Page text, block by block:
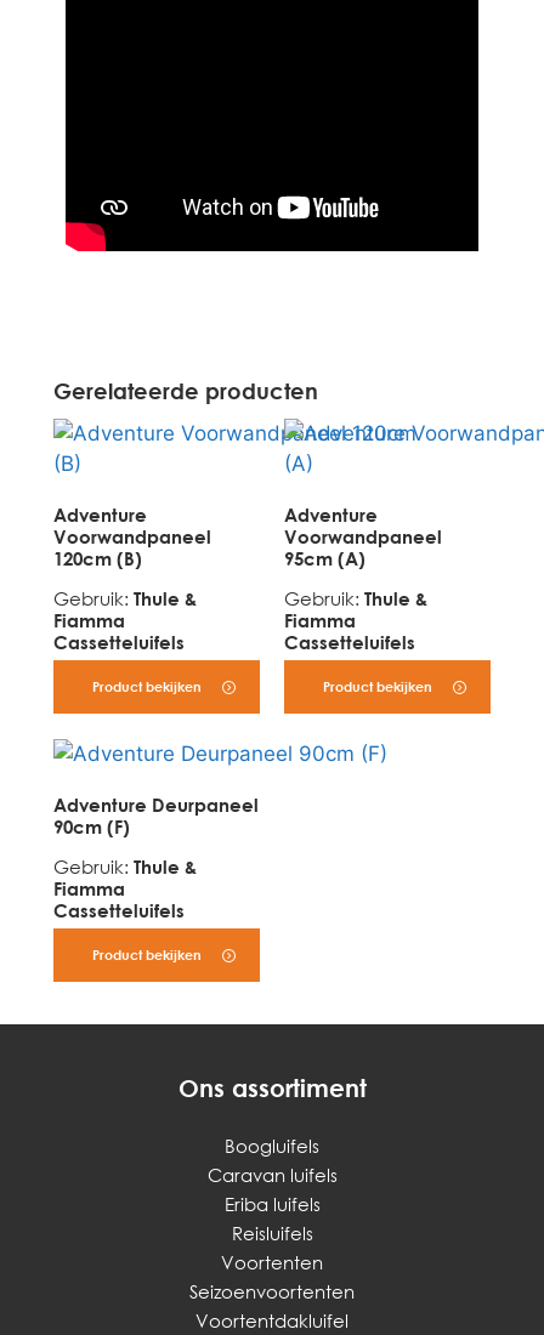
Gerelateerde producten
Adventure
Voorwandpaneel
120cm (B)
Gebruik: Thule &
Fiamma
Cassetteluifels
Product bekijken
Adventure
Voorwandpaneel
95cm (A)
Gebruik: Thule &
Fiamma
Cassetteluifels
Product bekijken
Adventure Deurpaneel
90cm (F)
Gebruik: Thule &
Fiamma
Cassetteluifels
Product bekijken
Ons assortiment
Boogluifels
Caravan luifels
Eriba luifels
Reisluifels
Voortenten
Seizoenvoortenten
Voortentdakluifel